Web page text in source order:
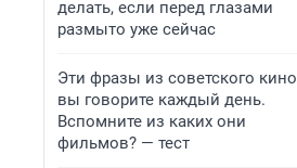
делать, если перед глазами
размыто уже сейчас
Эти фразы из советского кино
вы говорите каждый день.
Вспомните из каких они
фильмов? — тест